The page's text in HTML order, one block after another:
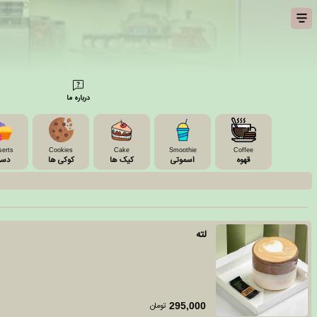
درباره ما
Coffee
قهوه
Smoothie
اسموتی
Cake
کیک ها
Cookies
کوکی ها
لته
295,000 تومان